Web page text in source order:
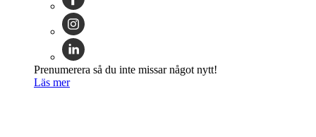
Prenumerera så du inte missar något nytt!
Läs mer